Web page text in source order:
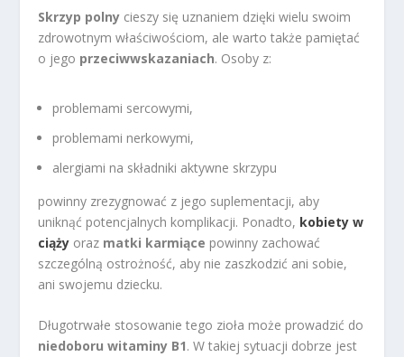
Skrzyp polny cieszy się uznaniem dzięki wielu swoim
zdrowotnym właściwościom, ale warto także pamiętać
o jego przeciwwskazaniach. Osoby z:
problemami sercowymi,
problemami nerkowymi,
alergiami na składniki aktywne skrzypu
powinny zrezygnować z jego suplementacji, aby
uniknąć potencjalnych komplikacji. Ponadto, kobiety w
ciąży oraz matki karmiące powinny zachować
szczególną ostrożność, aby nie zaszkodzić ani sobie,
ani swojemu dziecku.
Długotrwałe stosowanie tego zioła może prowadzić do
niedoboru witaminy B1. W takiej sytuacji dobrze jest